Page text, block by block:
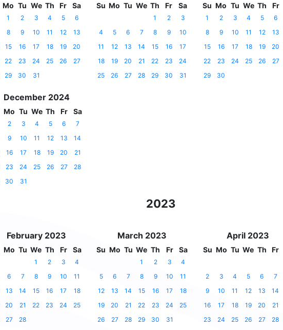
Mo Tu We Th Fr Sa
1 2 3 4 5
6
8 9 10 11 12
13
15 16 17 18 19
20
22 23 24 25 26
27
29 30 31
Su Mo Tu We Th Fr Sa
1 2
3
4
5 6 7 8 9
10
11
12 13 14 15 16
17
18
19 20 21 22 23
24
25
26 27 28 29 30 31
Su Mo Tu We Th Fr
1 2 3 4 5 6
8
9 10 11 12 13
15
16 17 18 19 20
22
23 24 25 26 27
29
30
December 2024
Mo Tu We Th Fr Sa
2 3 4 5 6
7
9 10 11 12 13
14
16 17 18 19 20
21
23 24 25 26 27
28
30 31
2023
February 2023
Mo Tu We Th Fr Sa
1 2 3
4
6 7 8 9 10
11
13 14 15 16 17
18
20 21 22 23 24
25
27 28
March 2023
Su Mo Tu We Th Fr Sa
1 2 3
4
5
6 7 8 9 10
11
12
13 14 15 16 17
18
19
20 21 22 23 24
25
26
27 28 29 30 31
April 2023
Su Mo Tu We Th Fr
2
3 4 5 6 7
9
10 11 12 13 14
16
17 18 19 20 21
23
24 25 26 27 28